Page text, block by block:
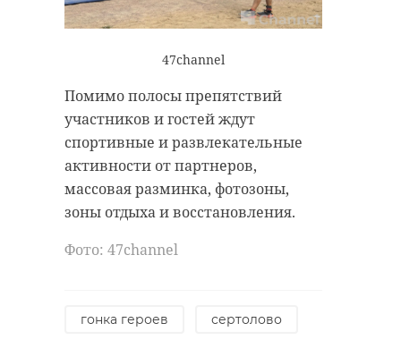
47channel
Помимо полосы препятствий
участников и гостей ждут
спортивные и развлекательные
активности от партнеров,
массовая разминка, фотозоны,
зоны отдыха и восстановления.
Фото: 47channel
гонка героев сертолово